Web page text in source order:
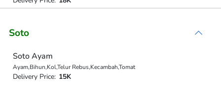
Soto
Soto Ayam
Ayam,Bihun,Kol,Telur Rebus,Kecambah,Tomat
Delivery Price: 15K